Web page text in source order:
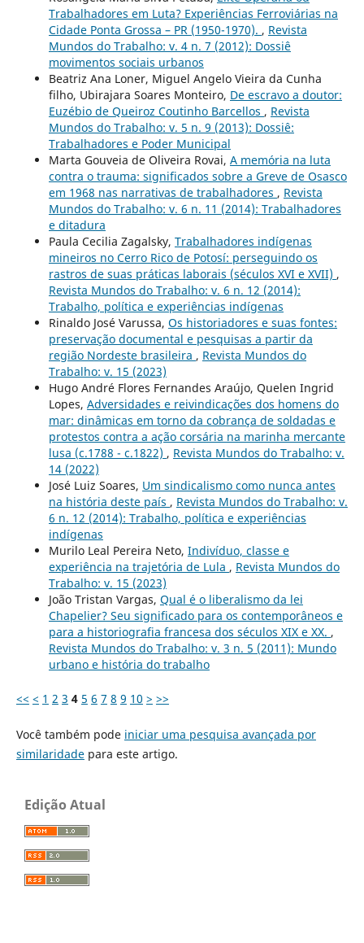
Trabalhadores em Luta? Experiências Ferroviárias na
Cidade Ponta Grossa – PR (1950-1970). , Revista
Mundos do Trabalho: v. 4 n. 7 (2012): Dossiê
movimentos sociais urbanos
Beatriz Ana Loner, Miguel Angelo Vieira da Cunha
filho, Ubirajara Soares Monteiro, De escravo a doutor:
Euzébio de Queiroz Coutinho Barcellos , Revista
Mundos do Trabalho: v. 5 n. 9 (2013): Dossiê:
Trabalhadores e Poder Municipal
Marta Gouveia de Oliveira Rovai, A memória na luta
contra o trauma: significados sobre a Greve de Osasco
em 1968 nas narrativas de trabalhadores , Revista
Mundos do Trabalho: v. 6 n. 11 (2014): Trabalhadores
e ditadura
Paula Cecilia Zagalsky, Trabalhadores indígenas
mineiros no Cerro Rico de Potosí: perseguindo os
rastros de suas práticas laborais (séculos XVI e XVII) ,
Revista Mundos do Trabalho: v. 6 n. 12 (2014):
Trabalho, política e experiências indígenas
Rinaldo José Varussa, Os historiadores e suas fontes:
preservação documental e pesquisas a partir da
região Nordeste brasileira , Revista Mundos do
Trabalho: v. 15 (2023)
Hugo André Flores Fernandes Araújo, Quelen Ingrid
Lopes, Adversidades e reivindicações dos homens do
mar: dinâmicas em torno da cobrança de soldadas e
protestos contra a ação corsária na marinha mercante
lusa (c.1788 - c.1822) , Revista Mundos do Trabalho: v.
14 (2022)
José Luiz Soares, Um sindicalismo como nunca antes
na história deste país , Revista Mundos do Trabalho: v.
6 n. 12 (2014): Trabalho, política e experiências
indígenas
Murilo Leal Pereira Neto, Indivíduo, classe e
experiência na trajetória de Lula , Revista Mundos do
Trabalho: v. 15 (2023)
João Tristan Vargas, Qual é o liberalismo da lei
Chapelier? Seu significado para os contemporâneos e
para a historiografia francesa dos séculos XIX e XX. ,
Revista Mundos do Trabalho: v. 3 n. 5 (2011): Mundo
urbano e história do trabalho
<< < 1 2 3 4 5 6 7 8 9 10 > >>
Você também pode iniciar uma pesquisa avançada por
similaridadepara este artigo.
Edição Atual